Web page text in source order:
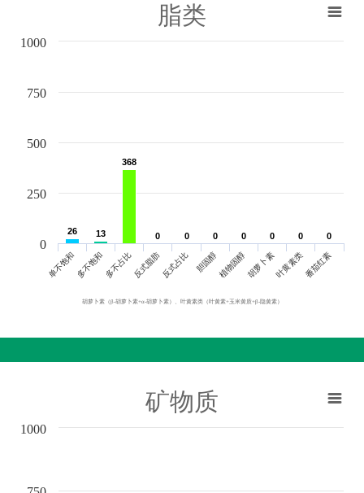
脂类
胡萝卜素（β-胡萝卜素+α-胡萝卜素）、叶黄素类（叶黄素+玉米黄质+β-隐黄素）
26
26 13
13
368
368
0
0 0
0 0
0 0
0 0
0 0
0 0
0
单不饱和多不饱和多不占比反式脂肪反式占比 胆固醇植物固醇胡萝卜素叶黄素类番茄红素
0
250
500
750
1000
矿物质
1000